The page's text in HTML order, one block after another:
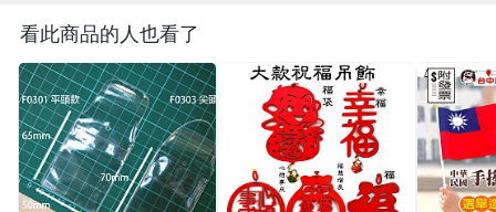
看此商品的人也看了